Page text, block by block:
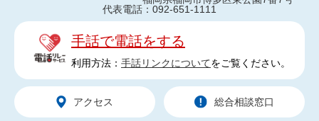
代表電話：092-651-1111
手話で電話をする
利用方法： 手話リンクについてをご覧ください。
アクセス 総合相談窓口